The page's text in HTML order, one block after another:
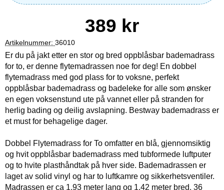
pris
389 kr
Artikelnummer: 36010
Er du på jakt etter en stor og bred oppblåsbar bademadrass
for to, er denne flytemadrassen noe for deg! En dobbel
flytemadrass med god plass for to voksne, perfekt
oppblåsbar bademadrass og badeleke for alle som ønsker
en egen voksenstund ute på vannet eller på stranden for
herlig bading og deilig avslapning. Bestway bademadrass er
et must for behagelige dager.
Dobbel Flytemadrass for To omfatter en blå, gjennomsiktig
og hvit oppblåsbar bademadrass med tubformede luftputer
og to hvite plasthåndtak på hver side. Bademadrassen er
laget av solid vinyl og har to luftkamre og sikkerhetsventiler.
Madrassen er ca 1,93 meter lang og 1,42 meter bred. 36